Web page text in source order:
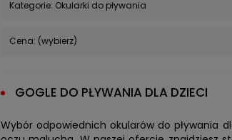
Kategorie: Okularki do pływania
Cena: (wybierz)
GOGLE DO PŁYWANIA DLA DZIECI
Wybór odpowiednich okularów do pływania